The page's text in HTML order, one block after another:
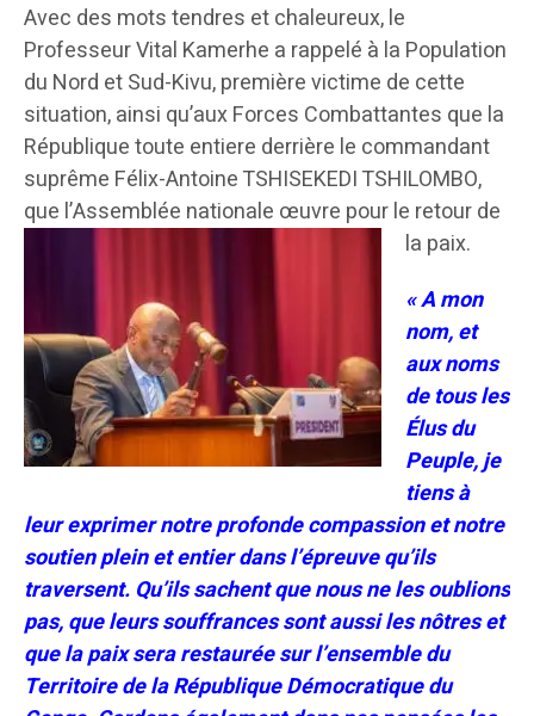
Avec des mots tendres et chaleureux, le
Professeur Vital Kamerhe a rappelé à la Population
du Nord et Sud-Kivu, première victime de cette
situation, ainsi qu’aux Forces Combattantes que la
République toute entiere derrière le commandant
suprême Félix-Antoine TSHISEKEDI TSHILOMBO,
que l’Assemblée nationale œuvre pour le retour de
la paix.
« A mon
nom, et
aux noms
de tous les
Élus du
Peuple, je
tiens à
leur exprimer notre profonde compassion et notre
soutien plein et entier dans l’épreuve qu’ils
traversent. Qu’ils sachent que nous ne les oublions
pas, que leurs souffrances sont aussi les nôtres et
que la paix sera restaurée sur l’ensemble du
Territoire de la République Démocratique du